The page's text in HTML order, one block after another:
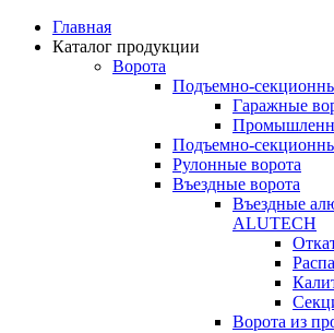
Главная
Каталог продукции
Ворота
Подъемно-
Гаражные
Подъемно-
Рулонные ворота
Въездные ворота
Въездные
ALUTECH
Ворота из